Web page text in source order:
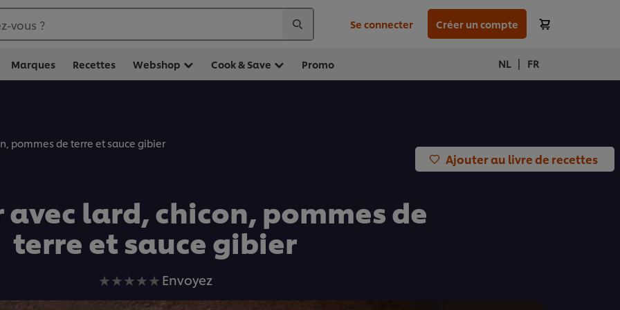
vous ? Se connecter Créer un compte
Marques Recettes Webshop Cook & Save Promo NL | FR
pommes de terre et sauce gibier
Ajouter au livre de recettes
lard, chicon, pommes de
terre et sauce gibier
Aucune
évaluation
Envoyez